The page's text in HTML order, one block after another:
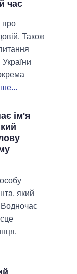
час
про
Також
ім'я
який
Водночас